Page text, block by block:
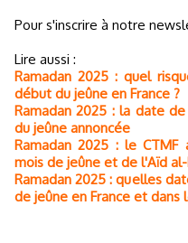
Pour s'inscrire à notre
Lire aussi :
Ramadan 2025 : quel
début du jeûne en France ?
Ramadan 2025 : la date
du jeûne annoncée
Ramadan 2025 : le
mois de jeûne et de l'Aïd al-
Ramadan 2025 : quelles
de jeûne en France et dans